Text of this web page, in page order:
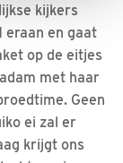
kijkers
en gaat
op de eitjes
met haar
Geen
ei zal er
krijgt ons